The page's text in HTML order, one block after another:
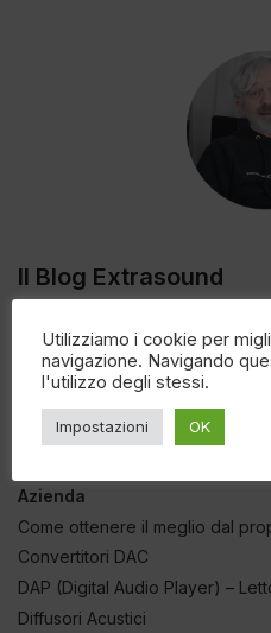
Il Blog Extrasound
CATEGORIE
Amplificatori
Approfondimenti Tecnici
Azienda
Come ottenere il meglio dal
Convertitori DAC
DAP (Digital Audio Player) –
Diffusori Acustici
Utilizziamo i cookie per
navigazione. Navigando
l'utilizzo degli stessi.
Impostazioni OK